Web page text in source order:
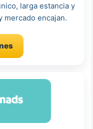
larga estancia y
mercado encajan.